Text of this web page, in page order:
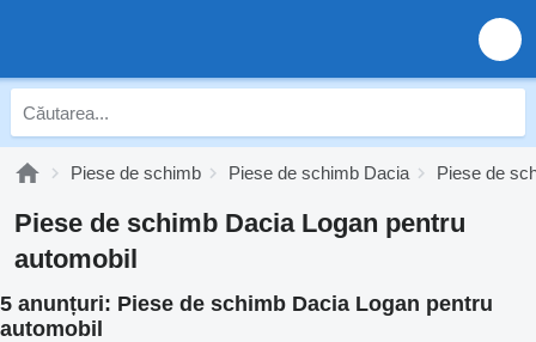
Piese de schimb Piese de schimb Dacia Piese de
Piese de schimb Dacia Logan pentru
automobil
5 anunțuri: Piese de schimb Dacia Logan pentru
automobil